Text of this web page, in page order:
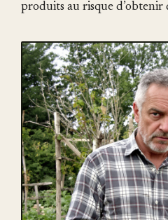
produits au risque d’obtenir